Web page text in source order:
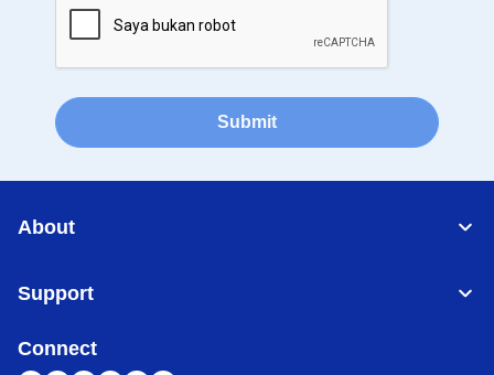
Submit
About
Support
Connect